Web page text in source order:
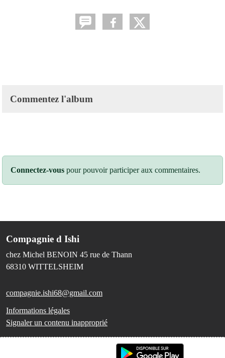
Commentez l'album
Connectez-vous pour pouvoir participer aux commentaires.
Compagnie d Ishi
chez Michel BENOIN 45 rue de Thann
68310 WITTELSHEIM
compagnie.ishi68@gmail.com
Informations légales
Signaler un contenu inapproprié